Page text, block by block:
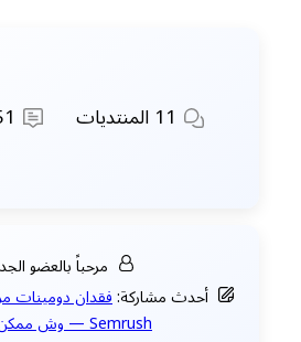
11 المنتديات
مرحباً بالعضو
أحدث مشاركة:فقدان دومينات
Semrush — وش ممكن يكون السبب؟